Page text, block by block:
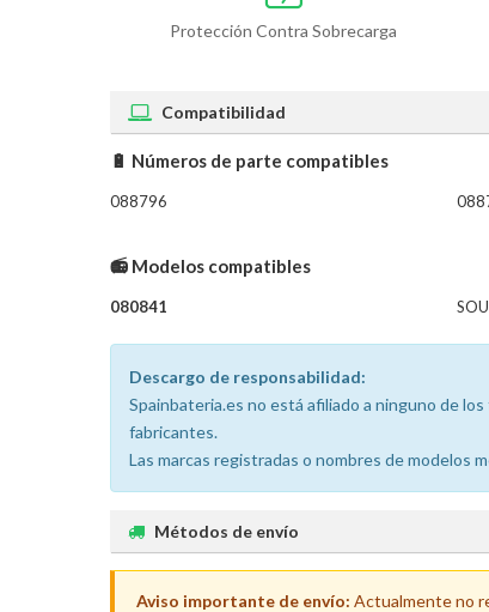
Protección Contra Sobrecarga
Compatibilidad
🔋 Números de parte compatibles
088796
📻 Modelos compatibles
080841
Descargo de responsabilidad:
Spainbateria.es no está afiliado a ninguno de
fabricantes.
Las marcas registradas o nombres de modelos
Métodos de envío
Aviso importante de envío: Actualmente no